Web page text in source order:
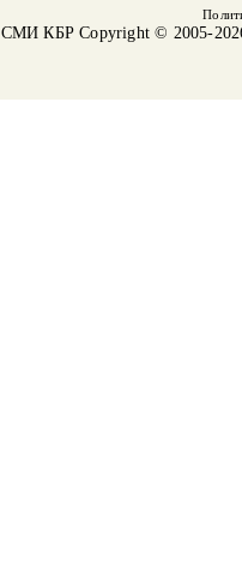
СМИ КБРCopyright © 2005-